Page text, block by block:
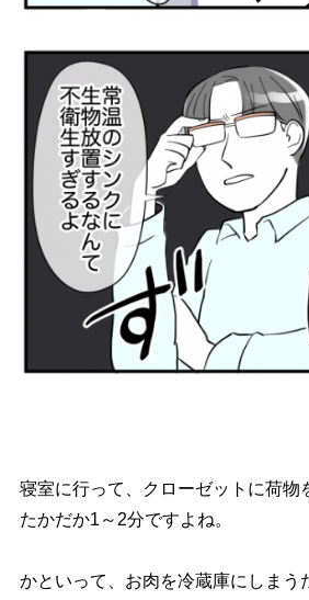
寝室に行って、クローゼットに荷物
たかだか1～2分ですよね。
かといって、お肉を冷蔵庫にしまう